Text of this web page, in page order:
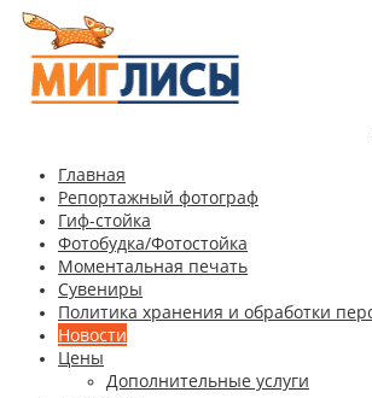
Главная
Репортажный фотограф
Гиф-стойка
Фотобудка/Фотостойка
Моментальная печать
Сувениры
Политика хранения и обработки
Новости
Цены
Дополнительные услуги